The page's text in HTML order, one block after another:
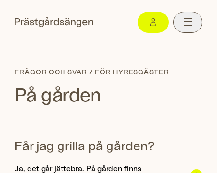
FRÅGOR OCH SVAR / FÖR HYRESGÄSTER
På gården
Får jag grilla på gården?
Ja, det går jättebra. På gården finns